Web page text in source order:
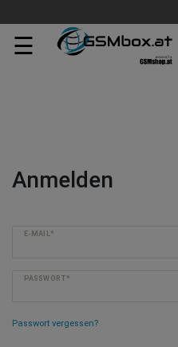
☰
Anmelden
E-MAIL*
PASSWORT*
Passwort vergessen?